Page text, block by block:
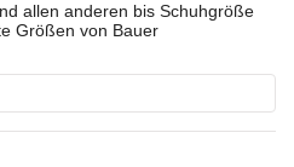
allen anderen bis Schuhgröße
Größen von Bauer